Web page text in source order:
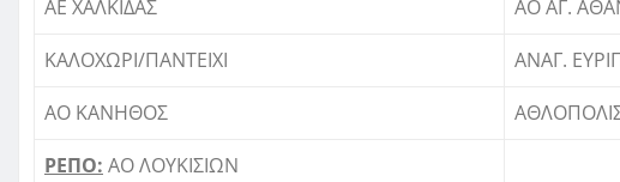
ΑΕ ΧΑΛΚΙΔAΣ
ΑΟ ΑΓ.
ΚΑΛΟΧΩΡΙ/ΠΑΝΤΕΙΧΙ
ΑΝΑΓ.
ΑΟ ΚΑΝΗΘΟΣ
ΡΕΠΟ: ΑΟ ΛΟΥΚΙΣΙΩΝ